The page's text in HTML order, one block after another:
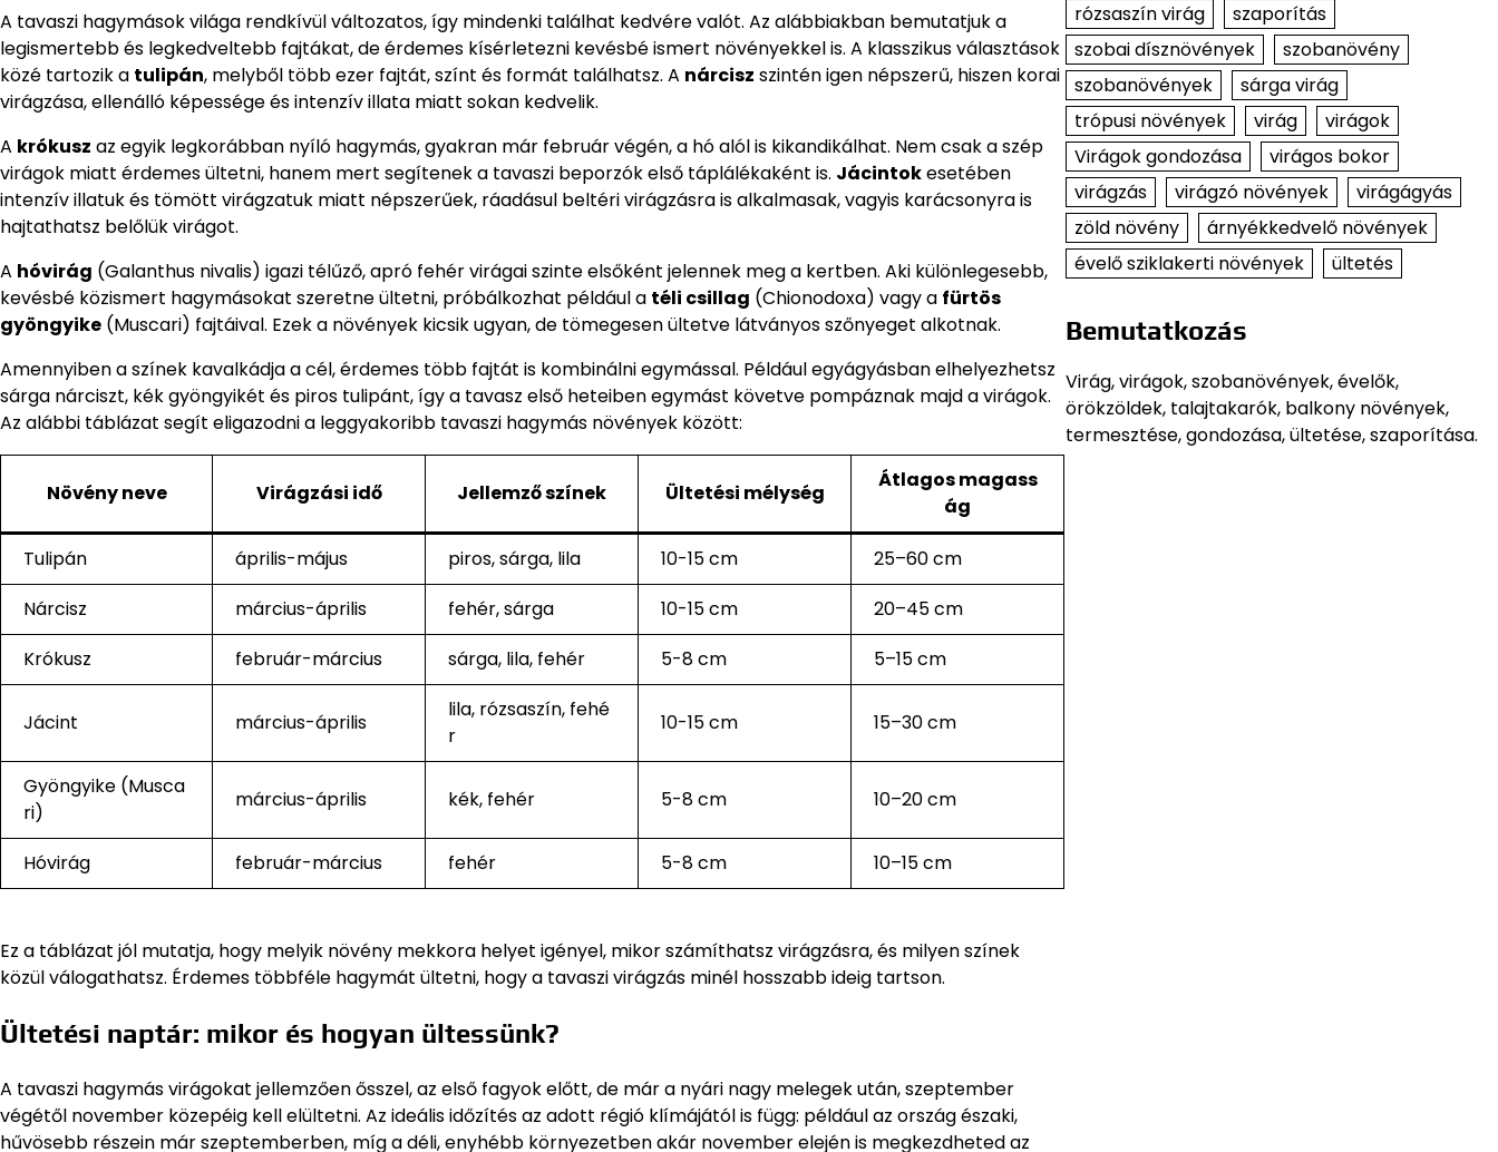
A tavaszi hagymások világa rendkívül változatos, így mindenki találhat kedvére valót. Az alábbiakban bemutatjuk a
legismertebb és legkedveltebb fajtákat, de érdemes kísérletezni kevésbé ismert növényekkel is. A klasszikus választások
közé tartozik a tulipán, melyből több ezer fajtát, színt és formát találhatsz. A nárcisz szintén igen népszerű, hiszen korai
virágzása, ellenálló képessége és intenzív illata miatt sokan kedvelik.
A krókusz az egyik legkorábban nyíló hagymás, gyakran már február végén, a hó alól is kikandikálhat. Nem csak a szép
virágok miatt érdemes ültetni, hanem mert segítenek a tavaszi beporzók első táplálékaként is. Jácintokesetében
intenzív illatuk és tömött virágzatuk miatt népszerűek, ráadásul beltéri virágzásra is alkalmasak, vagyis karácsonyra is
hajtathatsz belőlük virágot.
A hóvirág (Galanthus nivalis) igazi télűző, apró fehér virágai szinte elsőként jelennek meg a kertben. Aki különlegesebb,
kevésbé közismert hagymásokat szeretne ültetni, próbálkozhat például a téli csillag (Chionodoxa) vagy a fürtös
gyöngyike (Muscari) fajtáival. Ezek a növények kicsik ugyan, de tömegesen ültetve látványos szőnyeget alkotnak.
Amennyiben a színek kavalkádja a cél, érdemes több fajtát is kombinálni egymással. Például egyágyásban elhelyezhetsz
sárga nárciszt, kék gyöngyikét és piros tulipánt, így a tavasz első heteiben egymást követve pompáznak majd a virágok.
Az alábbi táblázat segít eligazodni a leggyakoribb tavaszi hagymás növények között:
Növény neve Virágzási idő Jellemző színek Ültetési mélység
Átlagos magass
ág
Tulipán április-május piros, sárga, lila 10-15 cm
25–60 cm
Nárcisz
március-április fehér, sárga 10-15 cm
20–45 cm
Krókusz
február-március sárga, lila, fehér 5-8 cm 5–15 cm
Jácint március-április
lila, rózsaszín, fehé
r
10-15 cm 15–30 cm
Gyöngyike (Musca
ri)
március-április kék, fehér 5-8 cm 10–20 cm
Hóvirág február-március fehér 5-8 cm 10–15 cm
Ez a táblázat jól mutatja, hogy melyik növény mekkora helyet igényel, mikor számíthatsz virágzásra, és milyen színek
közül válogathatsz. Érdemes többféle hagymát ültetni, hogy a tavaszi virágzás minél hosszabb ideig tartson.
Ültetési naptár: mikor és hogyan ültessünk?
A tavaszi hagymás virágokat jellemzően ősszel, az első fagyok előtt, de már a nyári nagy melegek után, szeptember
végétől november közepéig kell elültetni. Az ideális időzítés az adott régió klímájától is függ: például az ország északi,
hűvösebb részein már szeptemberben, míg a déli, enyhébb környezetben akár november elején is megkezdheted az
rózsaszín virág
szaporítás
szobai dísznövények
szobanövény
szobanövények
sárga virág
trópusi növények
virág
virágok
Virágok gondozása
virágos bokor
virágzás
virágzó növények
virágágyás
zöld növény
árnyékkedvelő növények
évelő sziklakerti növények
ültetés
Bemutatkozás
Virág, virágok, szobanövények, évelők,
örökzöldek, talajtakarók, balkony növények,
termesztése, gondozása, ültetése, szaporítása.